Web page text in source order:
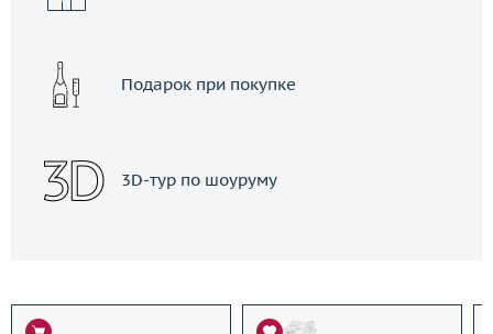
Подарок при покупке
3D-тур по шоуруму